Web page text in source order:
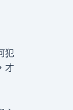
犯
才